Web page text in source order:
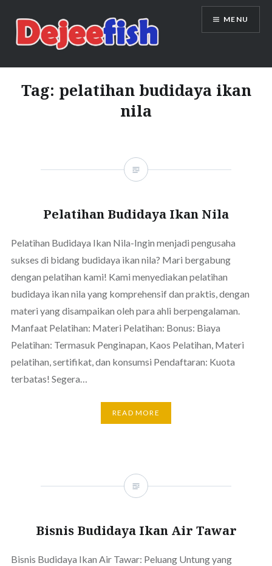
content
DEJEEFISH | PRODUSEN BENIH
IKAN BERKUALITAS INDONESIA
MENU
Tag: pelatihan budidaya ikan
nila
Pelatihan Budidaya Ikan Nila
Pelatihan Budidaya Ikan Nila-Ingin menjadi pengusaha
sukses di bidang budidaya ikan nila? Mari bergabung
dengan pelatihan kami! Kami menyediakan pelatihan
budidaya ikan nila yang komprehensif dan praktis, dengan
materi yang disampaikan oleh para ahli berpengalaman.
Manfaat Pelatihan: Materi Pelatihan: Bonus: Biaya
Pelatihan: Termasuk Penginapan, Kaos Pelatihan, Materi
pelatihan, sertifikat, dan konsumsi Pendaftaran: Kuota
terbatas! Segera…
READ MORE
Bisnis Budidaya Ikan Air Tawar
Bisnis Budidaya Ikan Air Tawar: Peluang Untung yang